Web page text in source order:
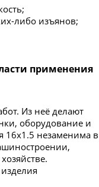
либо изъянов;
применения
Из неё делают
оборудование и
16х1.5 незаменима в